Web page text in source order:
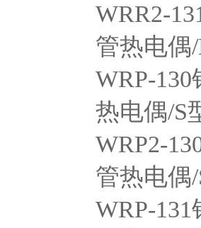
WRR2-
管热电偶
WRP-130
热电偶/S
WRP2-
管热电偶
WRP-131